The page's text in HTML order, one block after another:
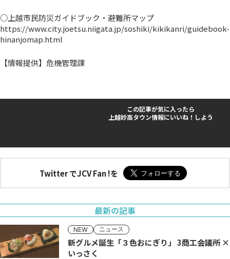
○上越市民防災ガイドブック・避難所マップ
https://www.city.joetsu.niigata.jp/soshiki/kikikanri/guidebook-
hinanjomap.html
【情報提供】危機管理課
この記事が気に入ったら
上越妙高タウン情報にいいね！しよう
Twitter でJCV Fan !を
最新の記事
NEW ニュース
新グルメ誕生「３色おにぎり」 3商工会議所 ×
いっさく